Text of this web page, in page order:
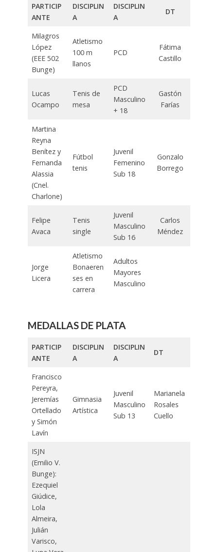
PARTICIP
ANTE
DISCIPLIN
A
DISCIPLIN
A
DT
Milagros
López
(EEE 502
Bunge)
Atletismo
100 m
llanos
PCD
Fátima
Castillo
Lucas
Ocampo
Tenis de
mesa
PCD
Masculino
+ 18
Gastón
Farías
Martina
Reyna
Benítez y
Fernanda
Alassia
(Cnel.
Charlone)
Fútbol
tenis
Juvenil
Femenino
Sub 18
Gonzalo
Borrego
Felipe
Avaca
Tenis
single
Juvenil
Masculino
Sub 16
Carlos
Méndez
Jorge
Licera
Atletismo
Bonaeren
ses en
carrera
Adultos
Mayores
Masculino
MEDALLAS DE PLATA
PARTICIP
ANTE
DISCIPLIN
A
DISCIPLIN
A
DT
Francisco
Pereyra,
Jeremías
Ortellado
y Simón
Lavín
Gimnasia
Artística
Juvenil
Masculino
Sub 13
Marianela
Rosales
Cuello
ISJN
(Emilio V.
Bunge):
Ezequiel
Giúdice,
Lola
Almeira,
Julián
Varisco,